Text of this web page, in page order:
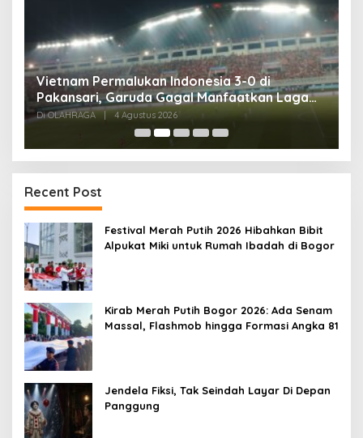
Vietnam Permalukan Indonesia 3-0 di
Pakansari, Garuda Gagal Manfaatkan Laga
Kandang
Di OLAHRAGA | 4 Agustus 2026
Recent Post
Festival Merah Putih 2026 Hibahkan Bibit
Alpukat Miki untuk Rumah Ibadah di Bogor
Kirab Merah Putih Bogor 2026: Ada Senam
Massal, Flashmob hingga Formasi Angka 81
Jendela Fiksi, Tak Seindah Layar Di Depan
Panggung